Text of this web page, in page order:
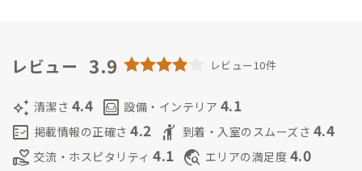
レビュー 3.9 レビュー10件
auto_awesome 清潔さ 4.4 living 設備・インテリア 4.1
fact_check 掲載情報の正確さ 4.2 hail 到着・入室のスムーズさ 4.4
volunteer_activism 交流・ホスピタリティ 4.1 travel_explore エリアの満足度 4.0